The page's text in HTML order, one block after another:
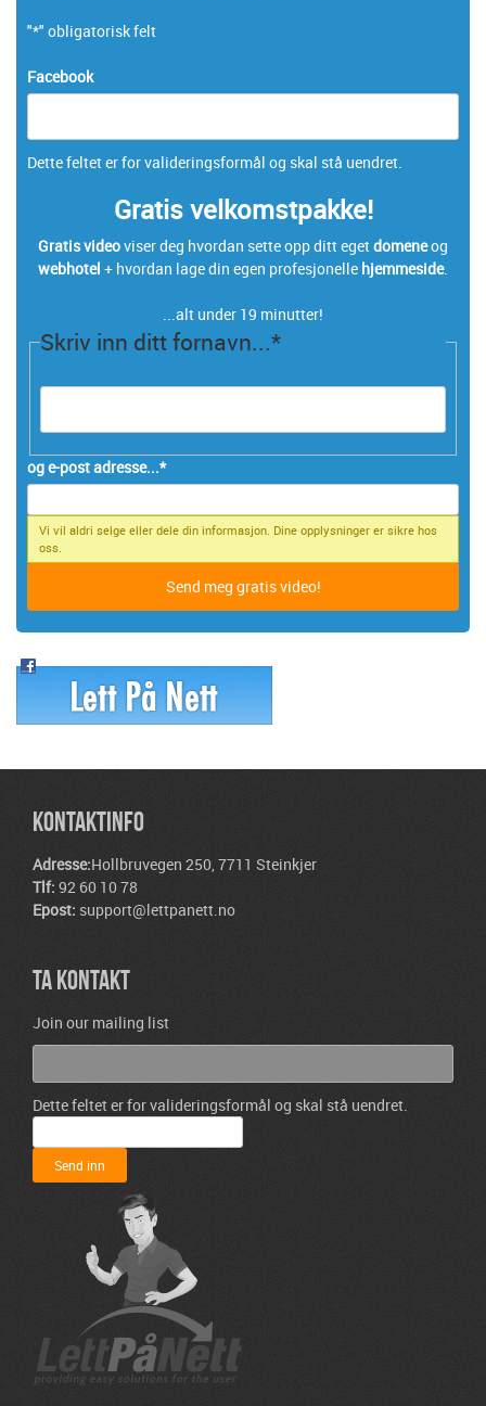
du
"*" obligatorisk felt
Facebook
Dette feltet er for valideringsformål og skal stå uendret.
Gratis velkomstpakke!
Gratis videoviser deg hvordan sette opp ditt egetdomeneog
webhotel + hvordan lage din egen profesjonelle hjemmeside.
...alt under 19 minutter!
Skriv inn ditt fornavn...*
og e-post adresse...*
Vi vil aldri selge eller dele din informasjon. Dine opplysninger er sikre hos
oss.
KONTAKTINFO
Adresse:Hollbruvegen 250, 7711 Steinkjer
Tlf: 92 60 10 78
Epost: support@lettpanett.no
TA KONTAKT
Join our mailing list
Dette feltet er for valideringsformål og skal stå uendret.